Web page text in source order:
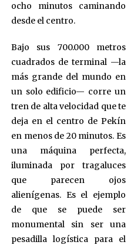
ocho minutos caminando
desde el centro.
Bajo sus 700.000 metros
cuadrados de terminal —la
más grande del mundo en
un solo edificio— corre un
tren de alta velocidad que te
deja en el centro de Pekín
en menos de 20 minutos. Es
una máquina perfecta,
iluminada por tragaluces
que parecen ojos
alienígenas. Es el ejemplo
de que se puede ser
monumental sin ser una
pesadilla logística para el